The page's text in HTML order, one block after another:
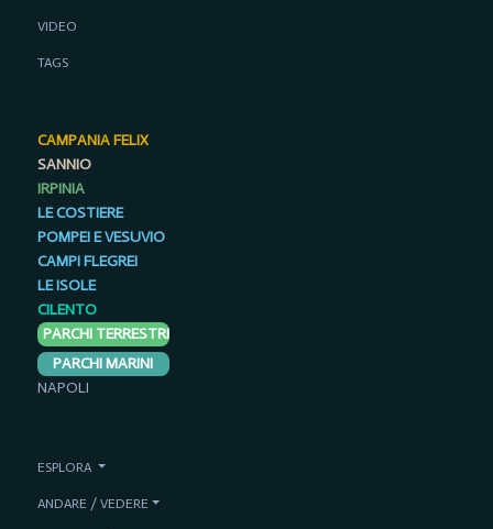
VIDEO
TAGS
CAMPANIA FELIX
SANNIO
IRPINIA
LE COSTIERE
POMPEI E VESUVIO
CAMPI FLEGREI
LE ISOLE
CILENTO
PARCHI TERRESTRI
PARCHI MARINI
NAPOLI
ESPLORA
ANDARE / VEDERE